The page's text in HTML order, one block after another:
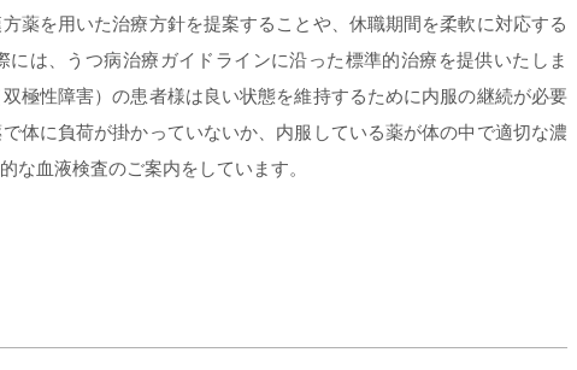
薬を用いた治療方針を提案することや、休職期間を柔軟に対応する
は、うつ病治療ガイドラインに沿った標準的治療を提供いたしま
極性障害）の患者様は良い状態を維持するために内服の継続が必要
体に負荷が掛かっていないか、内服している薬が体の中で適切な濃
な血液検査のご案内をしています。